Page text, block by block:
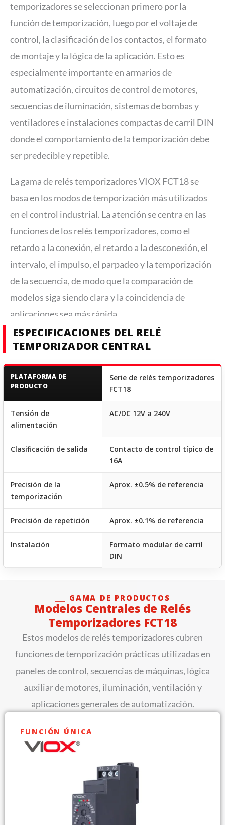
temporizadores se seleccionan primero por la
función de temporización, luego por el voltaje de
control, la clasificación de los contactos, el formato
de montaje y la lógica de la aplicación. Esto es
especialmente importante en armarios de
automatización, circuitos de control de motores,
secuencias de iluminación, sistemas de bombas y
ventiladores e instalaciones compactas de carril DIN
donde el comportamiento de la temporización debe
ser predecible y repetible.
La gama de relés temporizadores VIOX FCT18 se
basa en los modos de temporización más utilizados
en el control industrial. La atención se centra en las
funciones de los relés temporizadores, como el
retardo a la conexión, el retardo a la desconexión, el
intervalo, el impulso, el parpadeo y la temporización
de la secuencia, de modo que la comparación de
modelos siga siendo clara y la coincidencia de
aplicaciones sea más rápida.
ESPECIFICACIONES DEL RELÉ
TEMPORIZADOR CENTRAL
PLATAFORMA DE
PRODUCTO
Serie de relés temporizadores
FCT18
Tensión de
alimentación
AC/DC 12V a 240V
Clasificación de salida
Contacto de control típico de
16A
Precisión de la
temporización
Aprox. ±0.5% de referencia
Precisión de repetición Aprox. ±0.1% de referencia
Instalación
Formato modular de carril
DIN
⎯⎯ GAMA DE PRODUCTOS
Modelos Centrales de Relés
Temporizadores FCT18
Estos modelos de relés temporizadores cubren
funciones de temporización prácticas utilizadas en
paneles de control, secuencias de máquinas, lógica
auxiliar de motores, iluminación, ventilación y
aplicaciones generales de automatización.
FUNCIÓN ÚNICA